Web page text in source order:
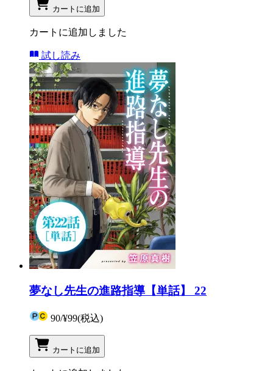
カートに追加
カートに追加しました
試し読み
夢なし先生の進路指導【単話】 22
90/¥99(税込)
カートに追加